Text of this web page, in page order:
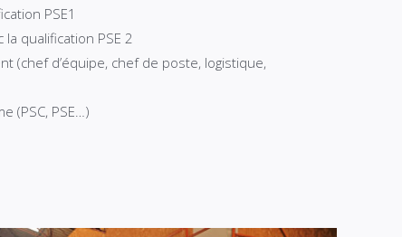
PSE1
qualification PSE 2
(chef d’équipe, chef de poste, logistique,
(PSC, PSE…)